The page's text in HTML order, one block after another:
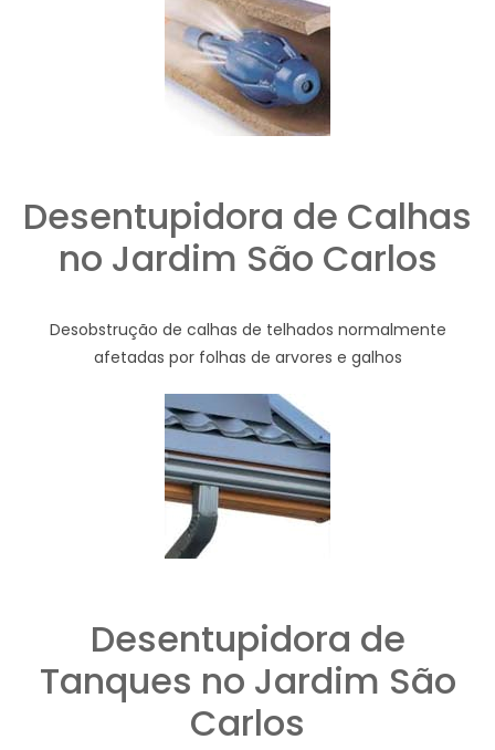
Desentupidora de Calhas
no Jardim São Carlos
Desobstrução de calhas de telhados normalmente
afetadas por folhas de arvores e galhos
Desentupidora de
Tanques no Jardim São
Carlos